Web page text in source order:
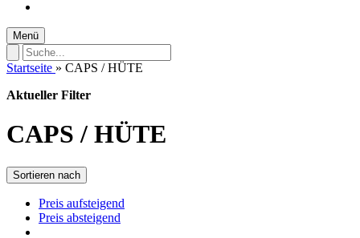
Menü
Startseite » CAPS / HÜTE
Aktueller Filter
CAPS / HÜTE
Sortieren nach
Preis aufsteigend
Preis absteigend